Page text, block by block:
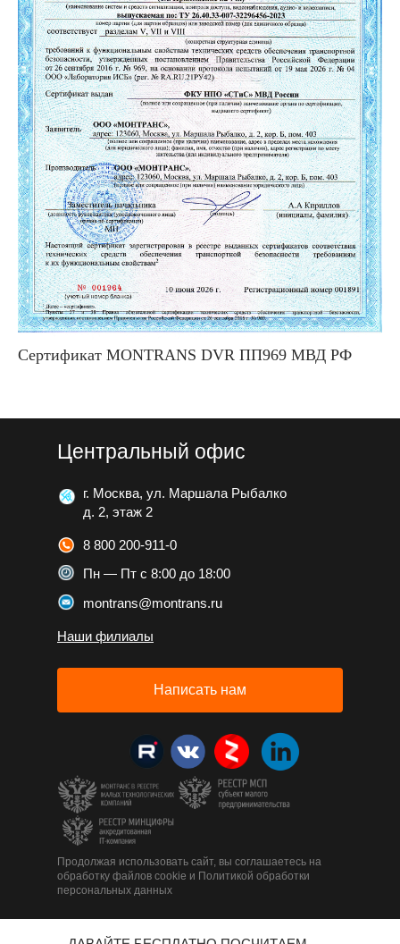
Сертификат MONTRANS DVR ПП969 МВД РФ
г. Москва, ул. Маршала Рыбалко
д. 2, этаж 2
Центральный офис
8 800 200-911-0
Пн — Пт с 8:00 до 18:00
montrans@montrans.ru
Наши филиалы
Написать нам
Продолжая использовать сайт, вы соглашаетесь на
обработку файлов cookie и Политикой обработки
персональных данных